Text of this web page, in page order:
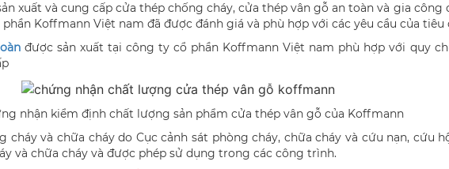
xuất và cung cấp cửa thép chống cháy, cửa thép vân gỗ an toàn và gia
Koffmann Việt nam đã được đánh giá và phù hợp với các yêu cầu của tiêu
được sản xuất tại công ty cổ phần Koffmann Việt nam phù hợp với quy
nhận kiểm định chất lượng sản phẩm cửa thép vân gỗ của Koffmann
và chữa cháy do Cục cảnh sát phòng cháy, chữa cháy và cứu nạn, cứu
và chữa cháy và được phép sử dụng trong các công trình.